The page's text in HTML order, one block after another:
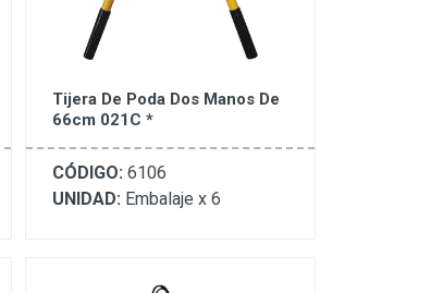
Tijera De Poda Dos Manos De
66cm 021C *
CÓDIGO: 6106
UNIDAD: Embalaje x 6